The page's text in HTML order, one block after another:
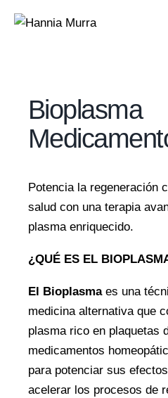
Bioplasma
Potencia la regeneración
salud con una terapia
plasma enriquecido.
¿QUÉ ES EL
El Bioplasmaes una
medicina alternativa que
plasma rico en plaquetas
medicamentos
para potenciar sus
acelerar los procesos de